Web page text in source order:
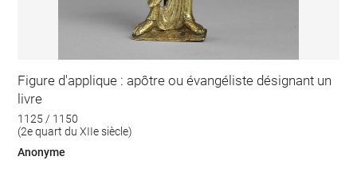
Figure d'applique : apôtre ou évangéliste désignant un
livre
1125 / 1150
(2e quart du XIIe siècle)
Anonyme